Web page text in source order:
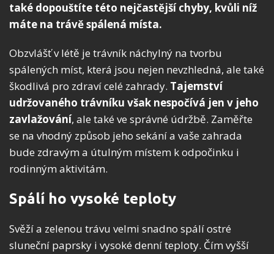
také dopouštíte této nejčastější chyby, kvůli níž
máte na trávě spálená místa.
Obzvlášť v létě je trávník náchylný na tvorbu
spálených míst, která jsou nejen nevzhledná, ale také
škodlivá pro zdraví celé zahrady. Tajemství
udržovaného trávníku však nespočívá jen v jeho
zavlažování, ale také ve správné údržbě. Zaměřte
se na vhodný způsob jeho sekání a vaše zahrada
bude zdravým a útulným místem k odpočinku i
rodinným aktivitám.
Spálí ho vysoké teploty
Svěží a zelenou trávu velmi snadno spálí ostré
sluneční paprsky i vysoké denní teploty. Čím vyšší